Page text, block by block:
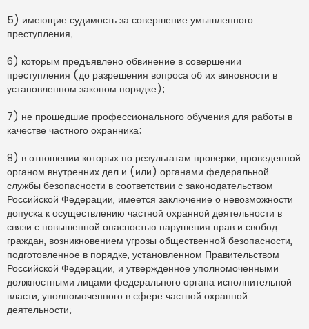
5) имеющие судимость за совершение умышленного
преступления;
6) которым предъявлено обвинение в совершении
преступления (до разрешения вопроса об их виновности в
установленном законом порядке);
7) не прошедшие профессионального обучения для работы в
качестве частного охранника;
8) в отношении которых по результатам проверки, проведенной
органом внутренних дел и (или) органами федеральной
службы безопасности в соответствии с законодательством
Российской Федерации, имеется заключение о невозможности
допуска к осуществлению частной охранной деятельности в
связи с повышенной опасностью нарушения прав и свобод
граждан, возникновением угрозы общественной безопасности,
подготовленное в порядке, установленном Правительством
Российской Федерации, и утвержденное уполномоченными
должностными лицами федерального органа исполнительной
власти, уполномоченного в сфере частной охранной
деятельности;